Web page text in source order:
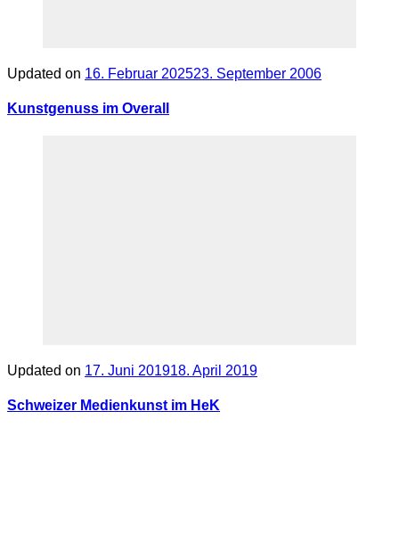
Updated on 16. Februar 202523. September 2006
Kunstgenuss im Overall
Updated on 17. Juni 201918. April 2019
Schweizer Medienkunst im HeK